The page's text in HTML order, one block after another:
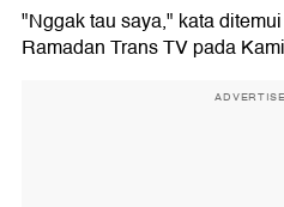
"Nggak tau saya," kata
Ramadan Trans TV pada